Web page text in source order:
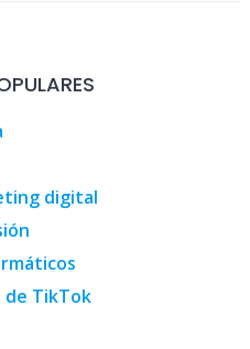
digital
de TikTok